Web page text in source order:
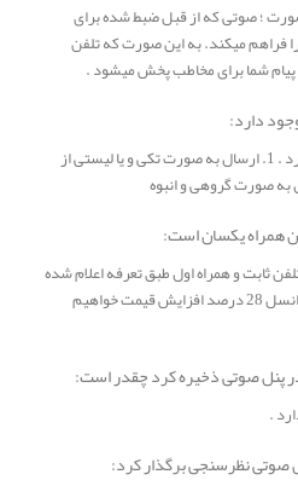
؛ صوتی که از قبل ضبط شده برای
فراهم میکند. به این صورت که تلفن
شما برای مخاطب پخش میشود .
- به طور کلی 2 نوع ارسال وجود دارد . 1. ارسال به صورت تکی و یا لیستی از
ثابت و همراه اول طبق تعرفه اعلام شده
در سایت است . برای شماره های ایرانسل 28 درصد افزایش قیمت خواهیم
.